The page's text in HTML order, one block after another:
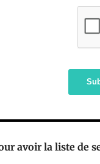
avoir la liste de